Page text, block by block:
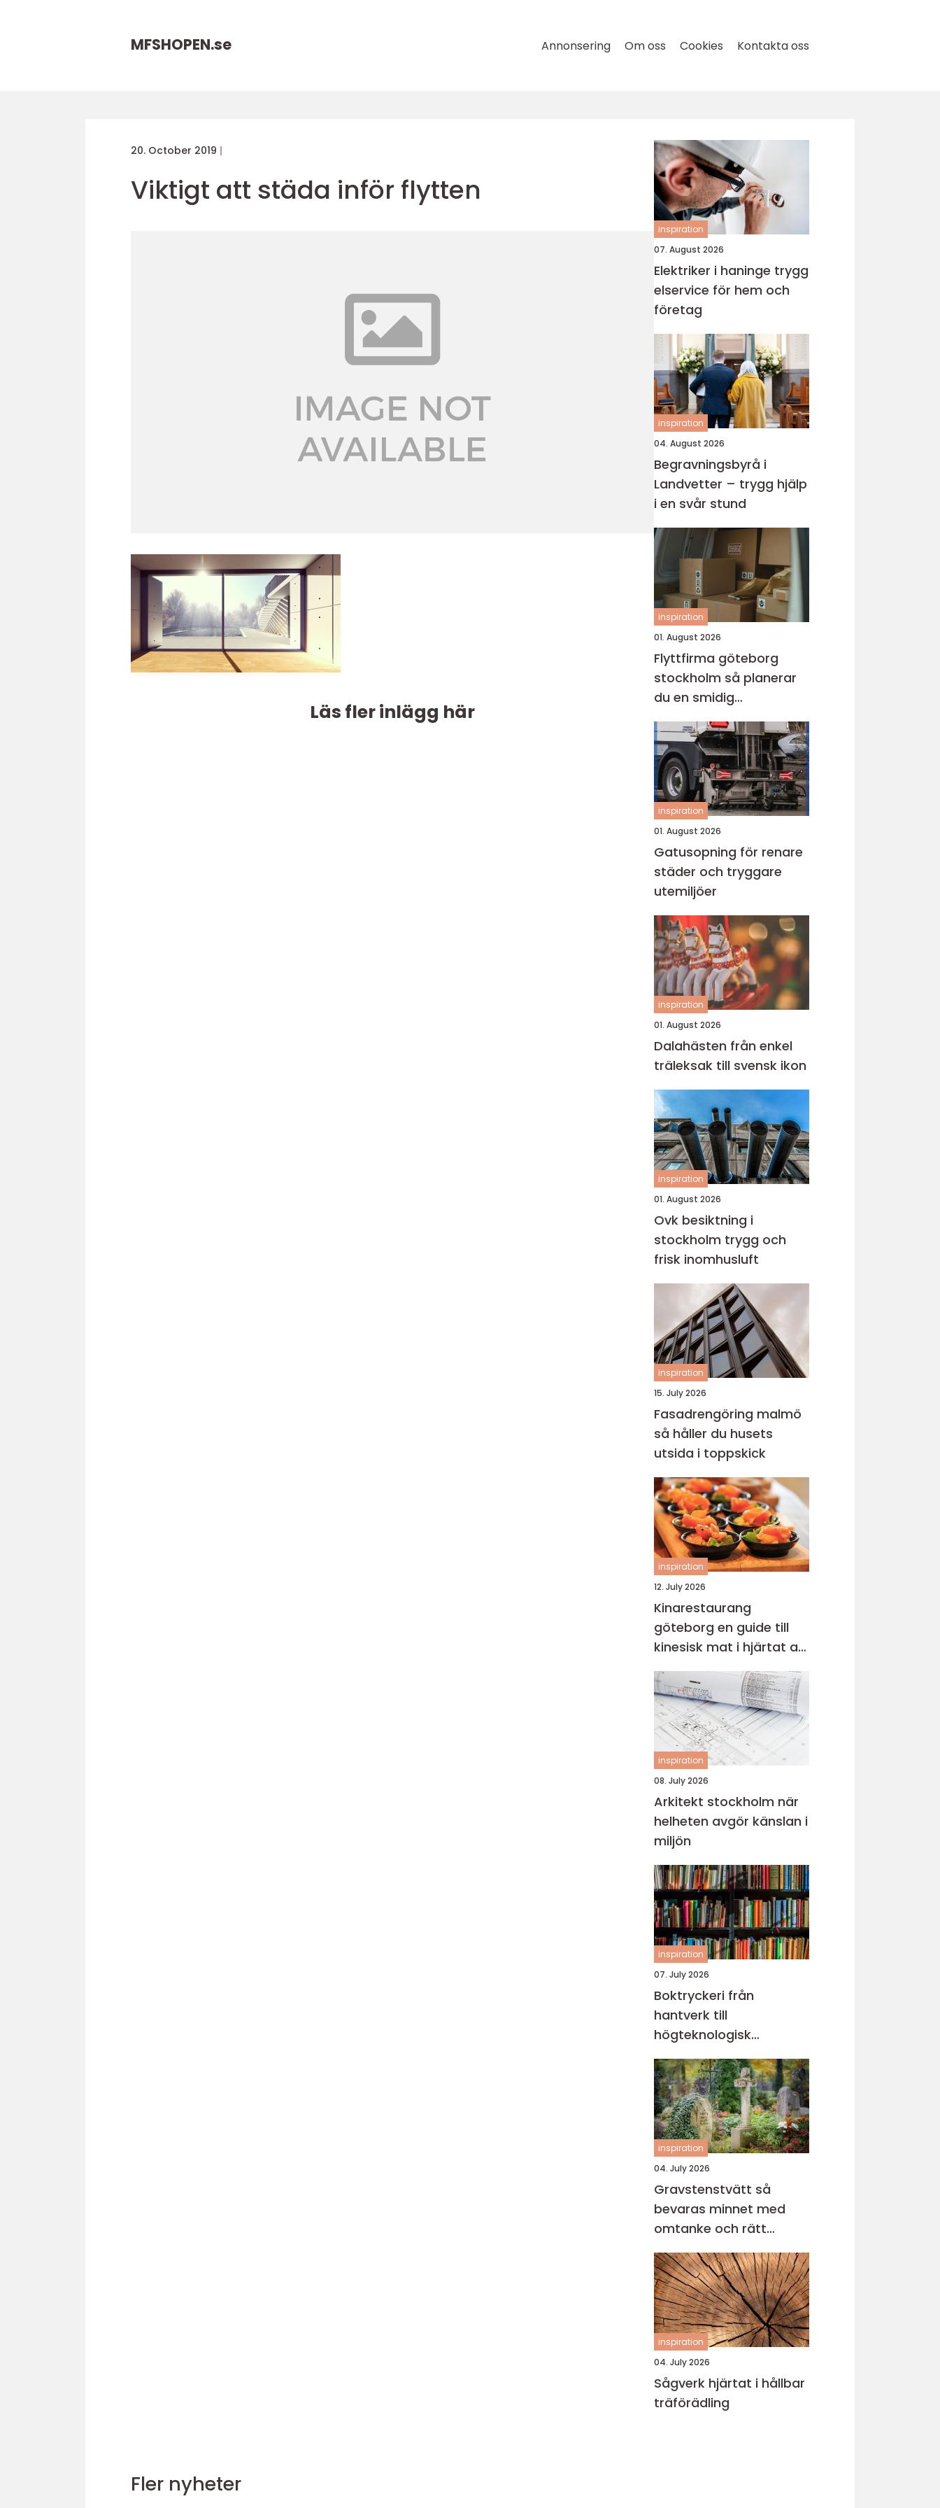
MFSHOPEN.se Annonsering Om oss Cookies Kontakta oss
20. October 2019
Viktigt att städa inför flytten
Läs fler inlägg här
inspiration
07. August 2026
Elektriker i haninge trygg
elservice för hem och
företag
inspiration
04. August 2026
Begravningsbyrå i
Landvetter – trygg hjälp
i en svår stund
inspiration
01. August 2026
Flyttfirma göteborg
stockholm så planerar
du en smidig
långdistansflytt
inspiration
01. August 2026
Gatusopning för renare
städer och tryggare
utemiljöer
inspiration
01. August 2026
Dalahästen från enkel
träleksak till svensk ikon
inspiration
01. August 2026
Ovk besiktning i
stockholm trygg och
frisk inomhusluft
inspiration
15. July 2026
Fasadrengöring malmö
så håller du husets
utsida i toppskick
inspiration
12. July 2026
Kinarestaurang
göteborg en guide till
kinesisk mat i hjärtat av
staden
inspiration
08. July 2026
Arkitekt stockholm när
helheten avgör känslan i
miljön
inspiration
07. July 2026
Boktryckeri från
hantverk till
högteknologisk
bokproduktion
inspiration
04. July 2026
Gravstenstvätt så
bevaras minnet med
omtanke och rätt
metod
inspiration
04. July 2026
Sågverk hjärtat i hållbar
träförädling
Fler nyheter